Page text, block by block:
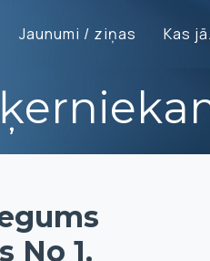
Jaunumi / ziņas Kas
No 1.